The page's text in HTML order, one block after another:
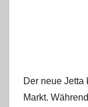
Der neue Jetta
Markt.